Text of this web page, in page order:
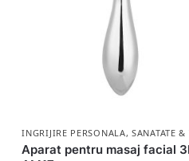
INGRIJIRE PERSONALA,SANATATE &
Aparat pentru masaj facial